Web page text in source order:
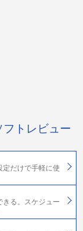
フトレビュー
定だけで手軽に使
きる。スケジュー